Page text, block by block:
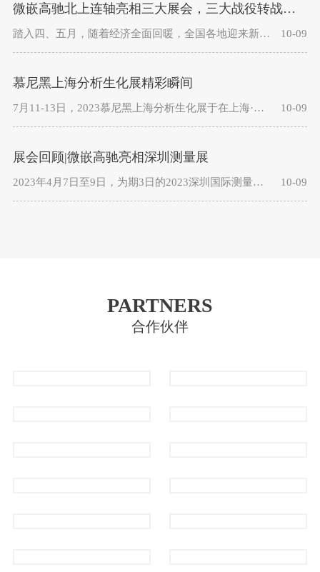
微嵌高驰北上连轴亮相三大展会，三大战役转战千里凯旋归来
踏入四、五月，随着经济全面回暖，全国各地迎来新一轮的展会高峰期，微嵌铁军全力出击，马不停蹄，转战千里，连轴亮相第二十一届中国国际环保展（北京4.13-15）、第二十四届中国环博会（上海4.19-21）、第二十五届中国国际衡器展（南京4.20-22）。 10-09
慕尼黑上海分析生化展精彩瞬间
7月11-13日，2023慕尼黑上海分析生化展于在上海·国家会展中心盛大开幕，微嵌高驰携最新的工控触摸一体机和嵌入式解决方案亮相，展览过程人气高涨，成果丰硕，为分析生化行业人士奉上了集创新产品、先进技术及解决方案为一体的行业盛宴。 10-09
展会回顾|微嵌高驰亮相深圳测量展
2023年4月7日至9日，为期3日的2023深圳国际测量测控与仪器仪表展览会，在深圳会展中心圆满举办。微嵌高驰携工业平板电脑与工业自动化行业解决方案惊艳亮相。 10-09
PARTNERS
合作伙伴